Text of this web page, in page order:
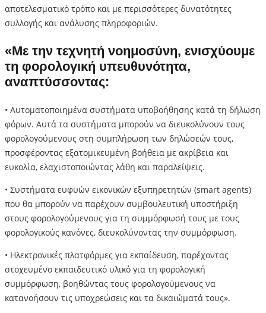
αποτελεσματικό τρόπο και με περισσότερες δυνατότητες
συλλογής και ανάλυσης πληροφοριών.
«Με την τεχνητή νοημοσύνη, ενισχύουμε
τη φορολογική υπευθυνότητα,
αναπτύσσοντας:
• Αυτοματοποιημένα συστήματα υποβοήθησης κατά τη δήλωση
φόρων. Αυτά τα συστήματα μπορούν να διευκολύνουν τους
φορολογούμενους στη συμπλήρωση των δηλώσεών τους,
προσφέροντας εξατομικευμένη βοήθεια με ακρίβεια και
ευκολία, ελαχιστοποιώντας λάθη και παραλείψεις.
• Συστήματα ευφυών εικονικών εξυπηρετητών (smart agents)
που θα μπορούν να παρέχουν συμβουλευτική υποστήριξη
στους φορολογούμενους για τη συμμόρφωσή τους με τους
φορολογικούς κανόνες, διευκολύνοντας την συμμόρφωση.
• Ηλεκτρονικές πλατφόρμες για εκπαίδευση, παρέχοντας
στοχευμένο εκπαιδευτικό υλικό για τη φορολογική
συμμόρφωση, βοηθώντας τους φορολογούμενους να
κατανοήσουν τις υποχρεώσεις και τα δικαιώματά τους».